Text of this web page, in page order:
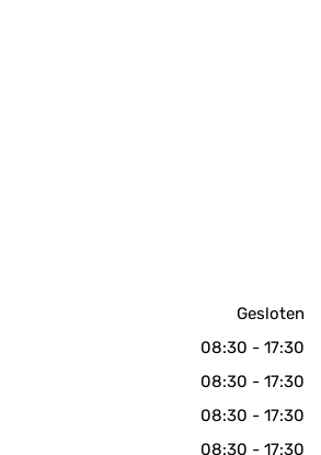
Gesloten
08:30 - 17:30
08:30 - 17:30
08:30 - 17:30
08:30 - 17:30